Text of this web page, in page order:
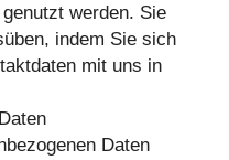
werden. Sie
indem Sie sich
mit uns in
Daten